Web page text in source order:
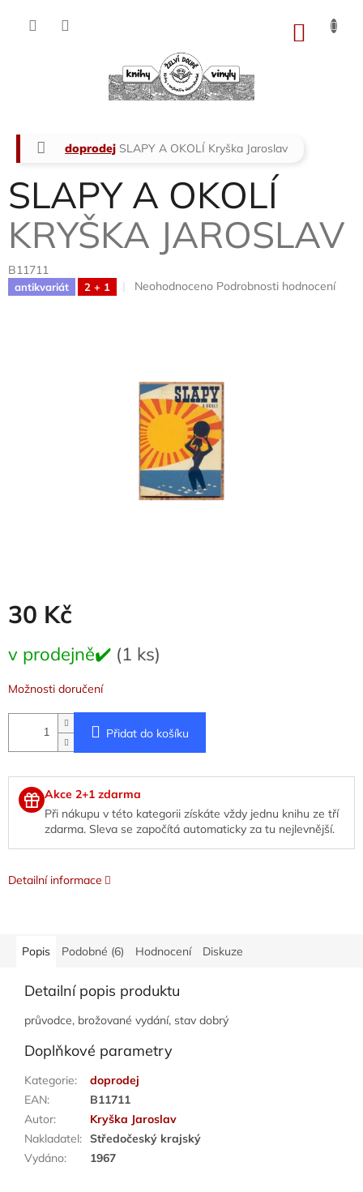
Domů
doprodej SLAPY A OKOLÍ Kryška Jaroslav
SLAPY A OKOLÍ
KRYŠKA JAROSLAV
B11711
antikvariát 2 + 1
Průměrné
hvězdiček.
Neohodnoceno Podrobnosti hodnocení
30 Kč
cena:
v prodejně✔️ (1 ks)
Možnosti doručení
Přidat do košíku
Akce 2+1 zdarma
Při nákupu v této kategorii získáte vždy jednu knihu ze tří
zdarma. Sleva se započítá automaticky za tu nejlevnější.
Detailní informace
Popis Podobné (6) Hodnocení Diskuze
Detailní popis produktu
průvodce, brožované vydání, stav dobrý
Doplňkové parametry
Kategorie:
doprodej
EAN:
B11711
Autor:
Kryška Jaroslav
Nakladatel: Středočeský krajský
Vydáno: 1967